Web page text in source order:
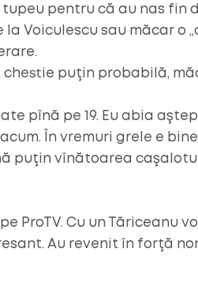
pentru că au nas fin
Voiculescu sau măcar o
chestie puţin probabilă,
pînă pe 19. Eu abia
În vremuri grele e
puţin vînătoarea
ProTV. Cu un Tăriceanu
Au revenit în forţă